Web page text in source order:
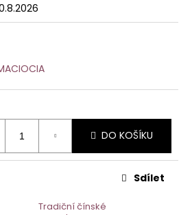
DO KOŠÍKU
Tradiční čínské
Sdílet
HLEDAT